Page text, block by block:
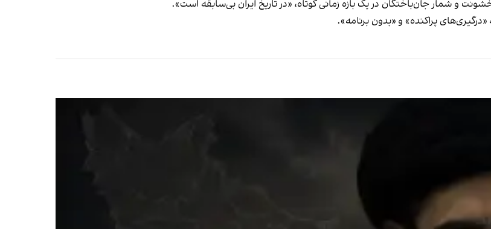
و شمار جان‌باختگان در یک بازه زمانی کوتاه، «در تاریخ ایران بی‌سابقه است».
پراکنده» و «بدون برنامه».